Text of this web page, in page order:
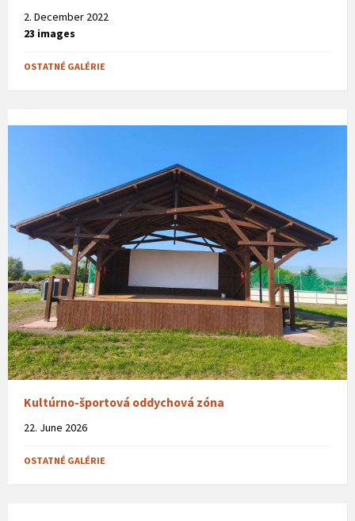
2. December 2022
23 images
OSTATNÉ GALÉRIE
Kultúrno-športová oddychová zóna
22. June 2026
OSTATNÉ GALÉRIE